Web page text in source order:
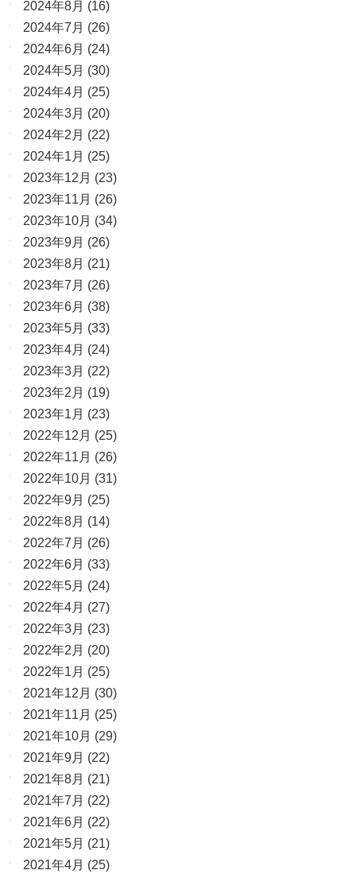
2024年8月 (16)
2024年7月 (26)
2024年6月 (24)
2024年5月 (30)
2024年4月 (25)
2024年3月 (20)
2024年2月 (22)
2024年1月 (25)
2023年12月 (23)
2023年11月 (26)
2023年10月 (34)
2023年9月 (26)
2023年8月 (21)
2023年7月 (26)
2023年6月 (38)
2023年5月 (33)
2023年4月 (24)
2023年3月 (22)
2023年2月 (19)
2023年1月 (23)
2022年12月 (25)
2022年11月 (26)
2022年10月 (31)
2022年9月 (25)
2022年8月 (14)
2022年7月 (26)
2022年6月 (33)
2022年5月 (24)
2022年4月 (27)
2022年3月 (23)
2022年2月 (20)
2022年1月 (25)
2021年12月 (30)
2021年11月 (25)
2021年10月 (29)
2021年9月 (22)
2021年8月 (21)
2021年7月 (22)
2021年6月 (22)
2021年5月 (21)
2021年4月 (25)